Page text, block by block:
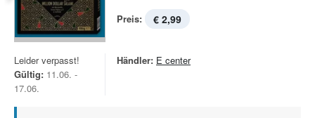
Preis: € 2,99
Leider verpasst!
Gültig: 11.06. -
17.06.
Händler: E center